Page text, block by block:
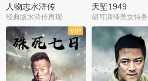
人物志水浒传
经典版水浒传再现
天堑1949
胡可演绎美女特务
全34集
全21集